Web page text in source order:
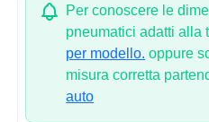
Per conoscere le
pneumatici adatti alla
per modello. oppure
misura corretta
auto